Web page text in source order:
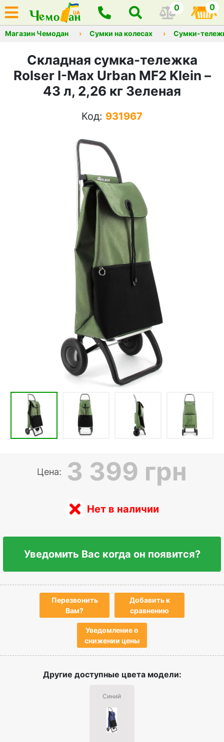
0 0
Магазин Чемодан Сумки на колесах Сумки-
Складная сумка-тележка
Rolser I-Max Urban MF2 Klein –
43 л, 2,26 кг Зеленая
Код: 931967
Цена: 3 399 грн
Нет в наличии
Уведомить Вас когда он появится?
Перезвонить
Вам?
Добавить к
сравнению
Уведомление о
снижении цены
Другие доступные цвета модели:
Синий